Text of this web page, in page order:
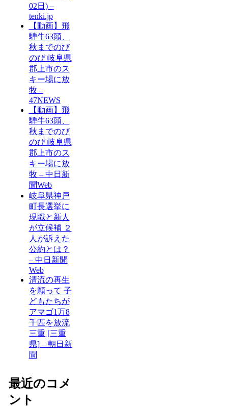
02日) –
tenki.jp
【動画】飛
騨牛63頭、
秋までのび
のび 岐阜県
郡上市のス
キー場に放
牧 –
47NEWS
【動画】飛
騨牛63頭、
秋までのび
のび 岐阜県
郡上市のス
キー場に放
牧 – 中日新
聞Web
岐阜県神戸
町長選挙に
現職と新人
が立候補 ２
人が訴えた
公約とは？
– 中日新聞
Web
清流の再生
を願って 子
どもたちが
アマゴ1万8
千匹を放流
三重 [三重
県] – 朝日新
聞
最近のコメ
ント